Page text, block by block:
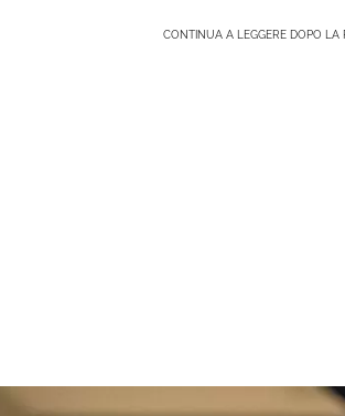
CONTINUA A LEGGERE DOPO LA